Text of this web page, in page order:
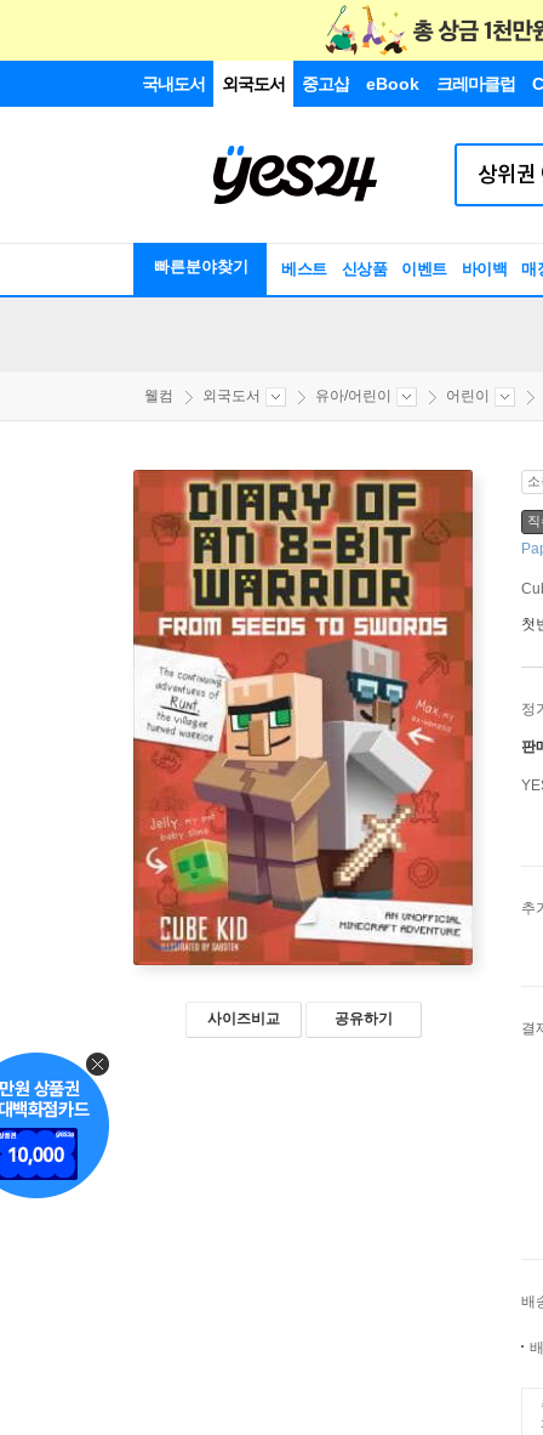
국내도서 외국도서 중고샵 eBook 크레마클럽
빠른분야찾기 베스트 신상품 이벤트 바이백 매
웰컴 외국도서 유아/어린이 어린이
사이즈비교 공유하기
첫
정
판
추
결
배